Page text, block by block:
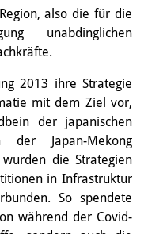
also die für die
unabdinglichen
2013 ihre Strategie
mit dem Ziel vor,
der japanischen
Japan-Mekong
die Strategien
in Infrastruktur
So spendete
während der Covid-